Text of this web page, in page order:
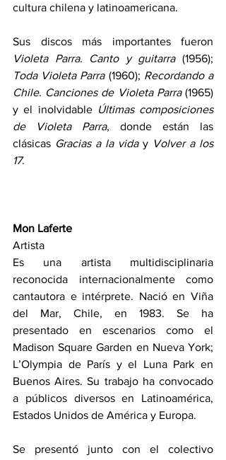
cultura chilena y latinoamericana.
Violeta Parra. Canto y guitarra
Toda Violeta Parra (1960); Recordando a
Chile. Canciones de Violeta Parra (1965)
y el inolvidable Últimas composiciones
de Violeta Parra, donde están las
clásicas Gracias a la vida y Volver a los
17.
Mon Laferte
Artista
Es una artista multidisciplinaria
reconocida internacionalmente como
cantautora e intérprete. Nació en Viña
del Mar, Chile, en 1983. Se ha
presentado en escenarios como el
Madison Square Garden en Nueva York;
L’Olympia de París y el Luna Park en
Buenos Aires. Su trabajo ha convocado
a públicos diversos en Latinoamérica,
Estados Unidos de América y Europa.
Se presentó junto con el colectivo